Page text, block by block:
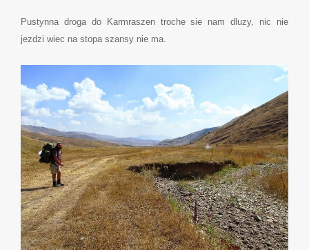
Pustynna droga do Karmraszen troche sie nam dluzy, nic nie
jezdzi wiec na stopa szansy nie ma.